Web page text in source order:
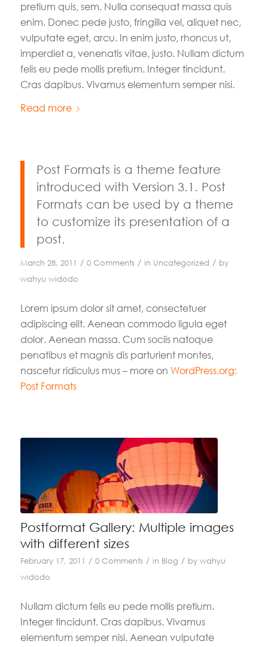
pretium quis, sem. Nulla consequat massa quis
enim. Donec pede justo, fringilla vel, aliquet nec,
vulputate eget, arcu. In enim justo, rhoncus ut,
imperdiet a, venenatis vitae, justo. Nullam dictum
felis eu pede mollis pretium. Integer tincidunt.
Cras dapibus. Vivamus elementum semper nisi.
Read more
Post Formats is a theme feature
introduced with Version 3.1. Post
Formats can be used by a theme
to customize its presentation of a
post.
March 28, 2011 / 0 Comments / in Uncategorized / by
wahyu widodo
Lorem ipsum dolor sit amet, consectetuer
adipiscing elit. Aenean commodo ligula eget
dolor. Aenean massa. Cum sociis natoque
penatibus et magnis dis parturient montes,
nascetur ridiculus mus – more on WordPress.org:
Post Formats
Postformat Gallery: Multiple images
with different sizes
February 17, 2011 / 0 Comments / in Blog / by wahyu
widodo
Nullam dictum felis eu pede mollis pretium.
Integer tincidunt. Cras dapibus. Vivamus
elementum semper nisi. Aenean vulputate